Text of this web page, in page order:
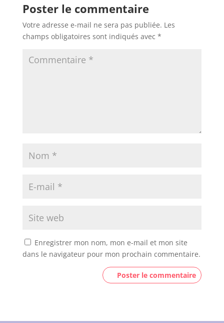
Poster le commentaire
Votre adresse e-mail ne sera pas publiée. Les
champs obligatoires sont indiqués avec *
Enregistrer mon nom, mon e-mail et mon site
dans le navigateur pour mon prochain commentaire.